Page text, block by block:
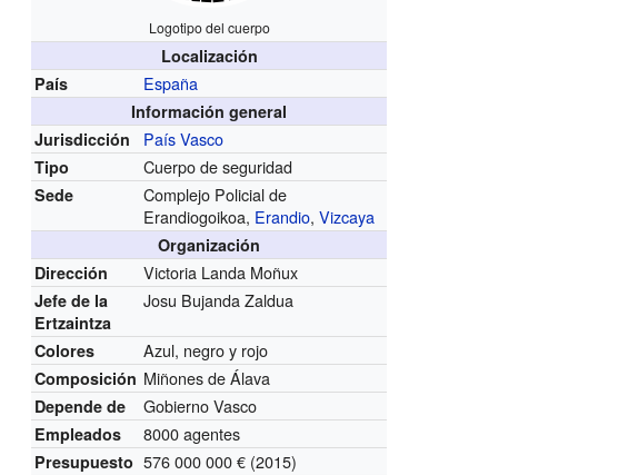
Logotipo del cuerpo
Localización
País
España
Información general
Jurisdicción
País Vasco
Tipo Cuerpo de seguridad
Sede
Complejo Policial de
Erandiogoikoa, Erandio,Vizcaya
Organización
Dirección
Victoria Landa Moñux
Jefe de la
Ertzaintza
Josu Bujanda Zaldua
Colores Azul, negro y rojo
Composición Miñones de Álava
Depende de Gobierno Vasco
Empleados 8000 agentes
Presupuesto 576 000 000 € (2015)